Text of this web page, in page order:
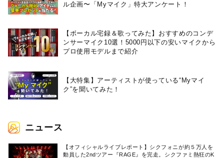
ル企画〜「Myマイク」特大アンケート！
【ボーカル宅録＆歌ってみた】おすすめのコンデ
ンサーマイク10選！5000円以下の安いマイクから
プロ使用モデルまで紹介
【大特集】アーティストが使っている“Myマイ
ク”を聞いてみた！
ニュース
【オフィシャルライブレポート】シクフォニが約５万人を
動員した2ndツアー『RAGE』を完走。シクファミ熱狂のK